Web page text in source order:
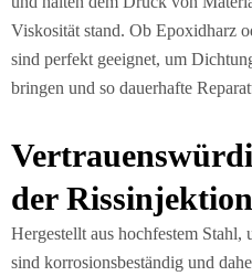
Viskosität stand. Ob Epoxidharz
sind perfekt geeignet, um
bringen und so dauerhafte
der
Hergestellt aus hochfestem Stahl,
sind korrosionsbeständig und